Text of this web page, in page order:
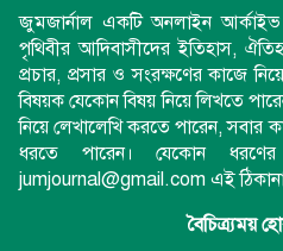
জুমজার্নাল একটি অনলাইন আর্কাইভ
পৃথিবীর আদিবাসীদের ইতিহাস,
প্রচার, প্রসার ও সংরক্ষণের কাজে
বিষয়ক যেকোন বিষয় নিয়ে লিখতে
নিয়ে লেখালেখি করতে পারেন, সবার
ধরতে পারেন। যেকোন
jumjournal@gmail.com এই
বৈচিত্র্যময়